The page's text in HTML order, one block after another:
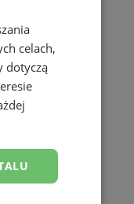
celach,
dotyczą